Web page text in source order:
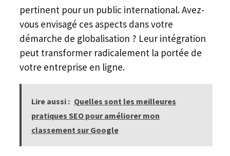
pertinent pour un public international. Avez-
vous envisagé ces aspects dans votre
démarche de globalisation ? Leur intégration
peut transformer radicalement la portée de
votre entreprise en ligne.
Lire aussi : Quelles sont les meilleures
pratiques SEO pour améliorer mon
classement sur Google